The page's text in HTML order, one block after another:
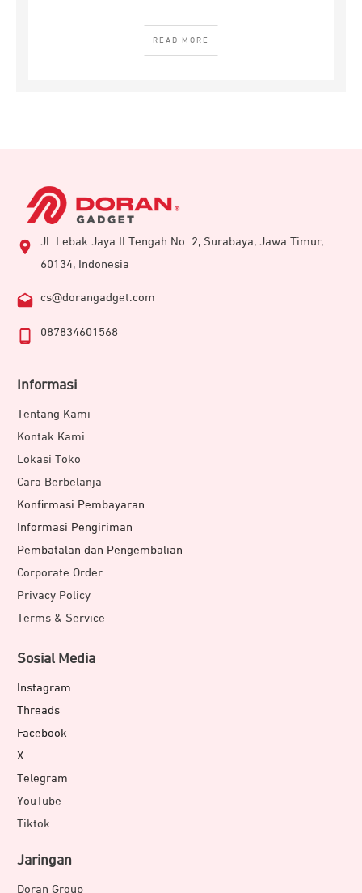
READ MORE
Jl. Lebak Jaya II Tengah No. 2, Surabaya, Jawa Timur,
60134, Indonesia
cs@dorangadget.com
087834601568
Informasi
Tentang Kami
Kontak Kami
Lokasi Toko
Cara Berbelanja
Konfirmasi Pembayaran
Informasi Pengiriman
Pembatalan dan Pengembalian
Corporate Order
Privacy Policy
Terms & Service
Sosial Media
Instagram
Threads
Facebook
X
Telegram
YouTube
Tiktok
Jaringan
Doran Group